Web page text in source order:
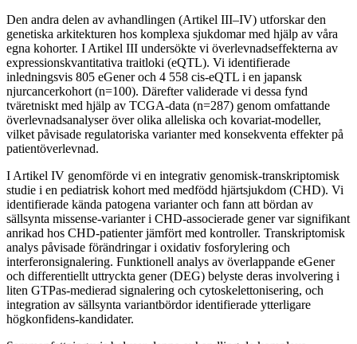
Den andra delen av avhandlingen (Artikel III–IV) utforskar den
genetiska arkitekturen hos komplexa sjukdomar med hjälp av våra
egna kohorter. I Artikel III undersökte vi överlevnadseffekterna av
expressionskvantitativa traitloki (eQTL). Vi identifierade
inledningsvis 805 eGener och 4 558 cis-eQTL i en japansk
njurcancerkohort (n=100). Därefter validerade vi dessa fynd
tväretniskt med hjälp av TCGA-data (n=287) genom omfattande
överlevnadsanalyser över olika alleliska och kovariat-modeller,
vilket påvisade regulatoriska varianter med konsekventa effekter på
patientöverlevnad.
I Artikel IV genomförde vi en integrativ genomisk-transkriptomisk
studie i en pediatrisk kohort med medfödd hjärtsjukdom (CHD). Vi
identifierade kända patogena varianter och fann att bördan av
sällsynta missense-varianter i CHD-associerade gener var signifikant
anrikad hos CHD-patienter jämfört med kontroller. Transkriptomisk
analys påvisade förändringar i oxidativ fosforylering och
interferonsignalering. Funktionell analys av överlappande eGener
och differentiellt uttryckta gener (DEG) belyste deras involvering i
liten GTPas-medierad signalering och cytoskelettonisering, och
integration av sällsynta variantbördor identifierade ytterligare
högkonfidens-kandidater.